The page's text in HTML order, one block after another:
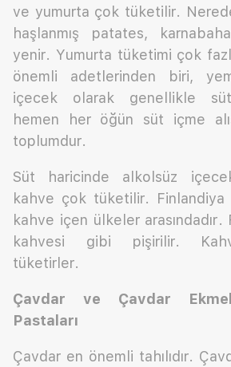
ve yumurta çok tüketilir.
haşlanmış patates,
yenir. Yumurta tüketimi çok
önemli adetlerinden biri,
içecek olarak genellikle
hemen her öğün süt içme
toplumdur.
Süt haricinde alkolsüz
kahve çok tüketilir.
kahve içen ülkeler
kahvesi gibi pişirilir.
tüketirler.
Çavdar ve Çavdar
Pastaları
Çavdar en önemli tahılıdır.